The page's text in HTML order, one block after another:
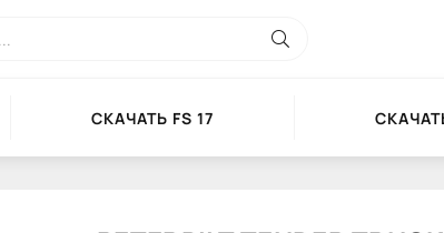
СКАЧАТЬ FS 17